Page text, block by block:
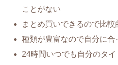
ことがない
まとめ買いできるので比
種類が豊富なので自分に合
24時間いつでも自分のタ